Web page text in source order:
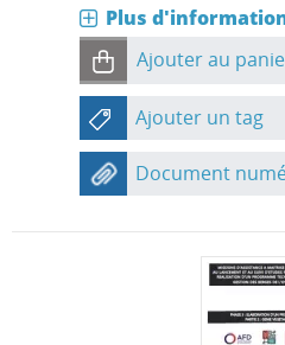
Plus
Ajouter au
Ajouter un tag
Document